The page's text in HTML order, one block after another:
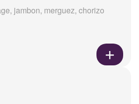
jambon, merguez, chorizo